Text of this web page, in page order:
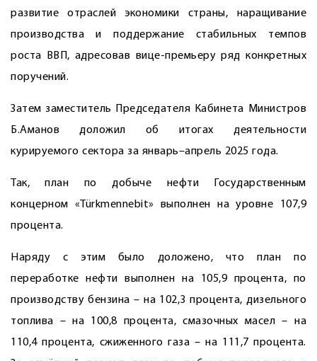
развитие отраслей экономики страны, наращивание
производства и поддержание стабильных темпов
роста ВВП, адресовав вице-премьеру ряд конкретных
поручений.
Затем заместитель Председателя Кабинета Министров
Б.Аманов доложил об итогах деятельности
курируемого сектора за январь–апрель 2025 года.
Так, план по добыче нефти Государственным
концерном «Türkmennebit» выполнен на уровне 107,9
процента.
Наряду с этим было доложено, что план по
переработке нефти выполнен на 105,9 процента, по
производству бензина – на 102,3 процента, дизельного
топлива – на 100,8 процента, смазочных масел – на
110,4 процента, сжиженного газа – на 111,7 процента.